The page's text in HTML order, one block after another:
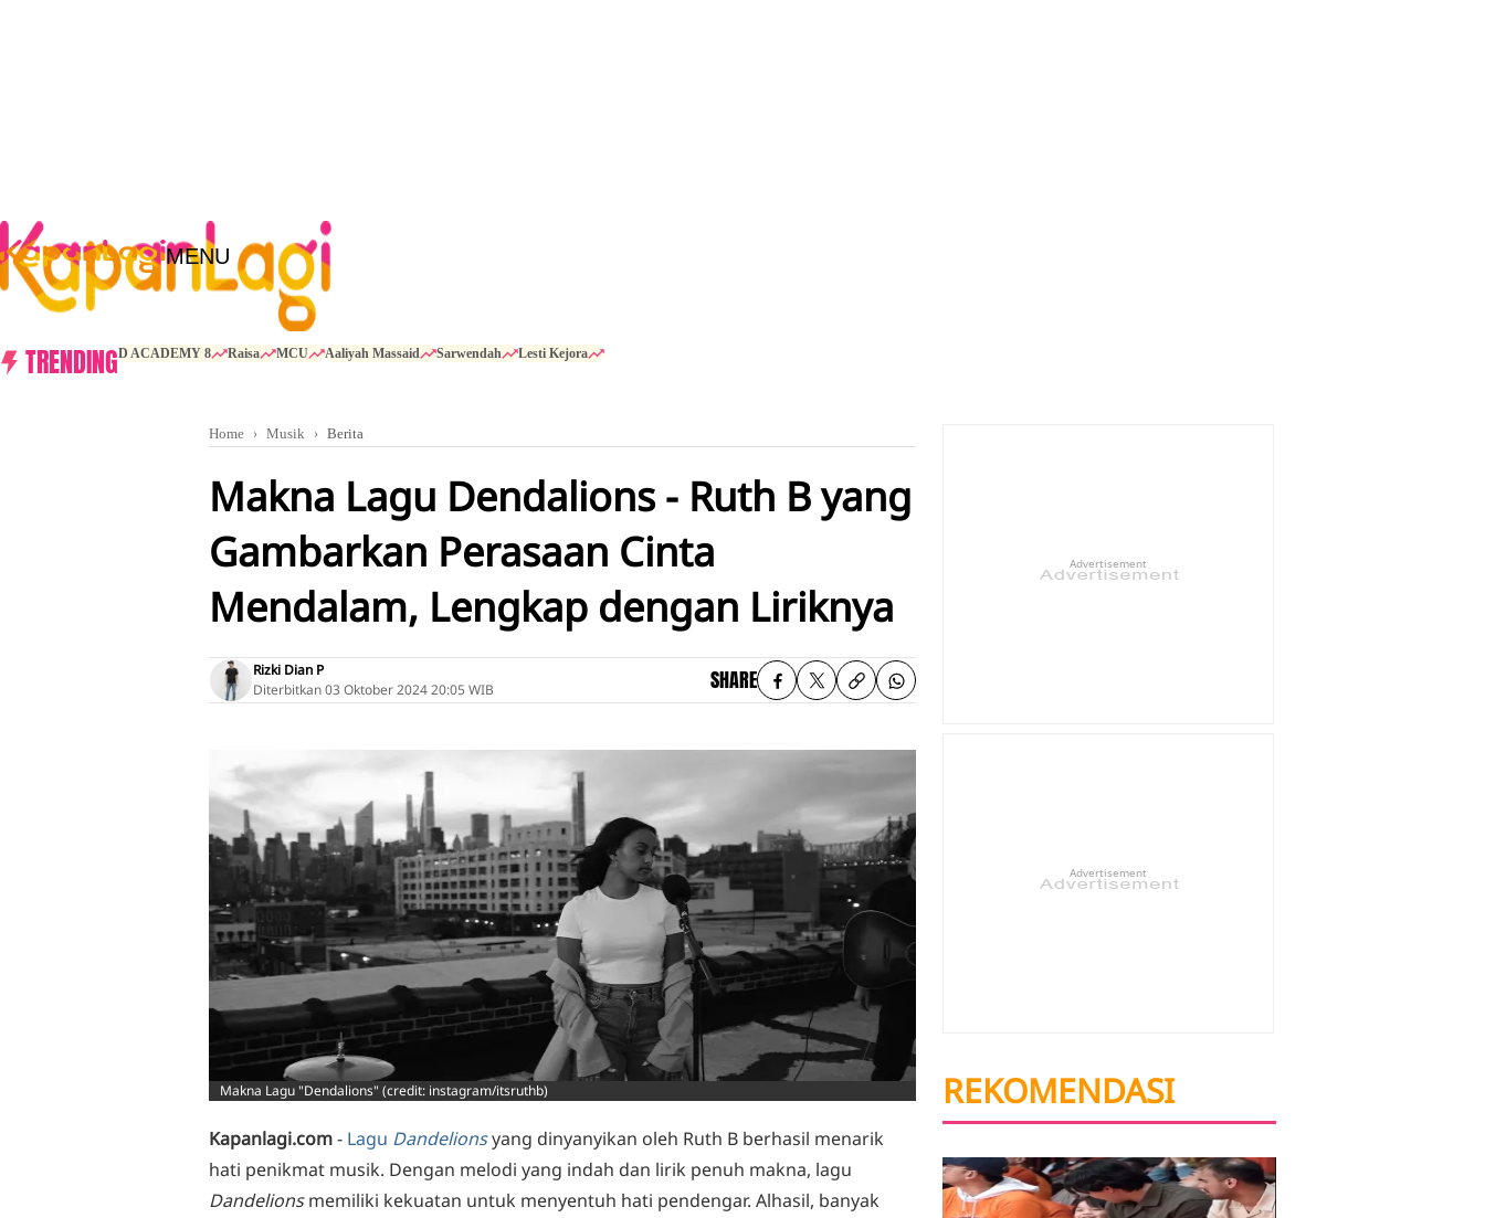
MENU
TRENDINGD ACADEMY 8 Raisa MCU Aaliyah Massaid Sarwendah Lesti Kejora
Home Musik Berita
Makna Lagu Dendalions - Ruth B yang
Gambarkan Perasaan Cinta
Mendalam, Lengkap dengan Liriknya
Rizki Dian P
Diterbitkan03 Oktober 2024 20:05 WIB SHARE
Makna Lagu "Dendalions" (credit: instagram/itsruthb)
Kapanlagi.com- Lagu Dandelionsyang dinyanyikan oleh Ruth B berhasil menarik
hati penikmat musik. Dengan melodi yang indah dan lirik penuh makna, lagu
Dandelionsmemiliki kekuatan untuk menyentuh hati pendengar. Alhasil, banyak
Advertisement
Advertisement
REKOMENDASI